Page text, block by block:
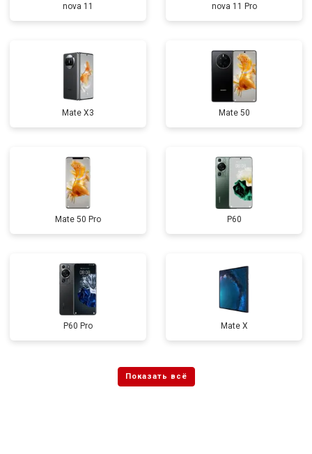
nova 11 nova 11 Pro
Mate X3 Mate 50
Mate 50 Pro P60
P60 Pro Mate X